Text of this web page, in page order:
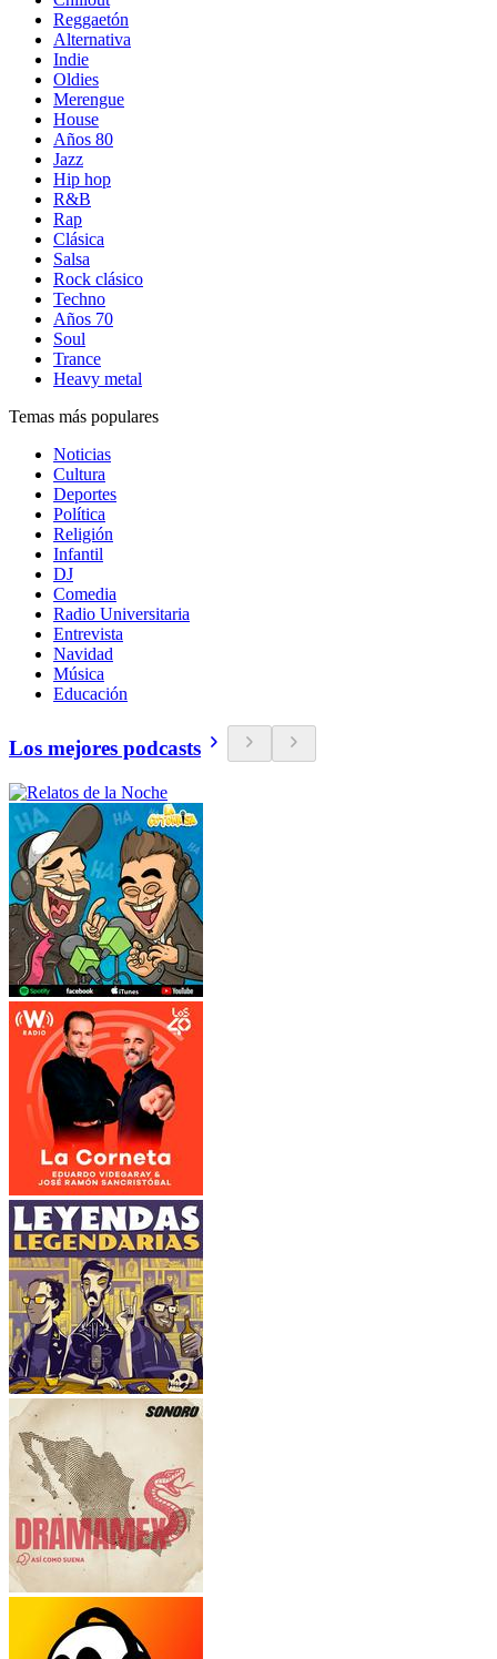
Reggaetón
Alternativa
Indie
Oldies
Merengue
House
Años 80
Jazz
Hip hop
R&B
Rap
Clásica
Salsa
Rock clásico
Techno
Años 70
Soul
Trance
Heavy metal
Temas más populares
Noticias
Cultura
Deportes
Política
Religión
Infantil
DJ
Comedia
Radio Universitaria
Entrevista
Navidad
Música
Educación
Los mejores podcasts